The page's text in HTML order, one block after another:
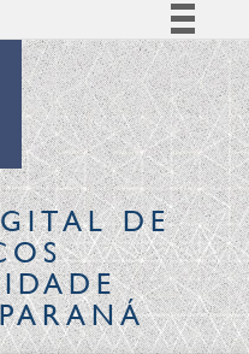
Simplifique!
Comunica BR
Participe
Acesso à informação
Legislação
CanaisDE